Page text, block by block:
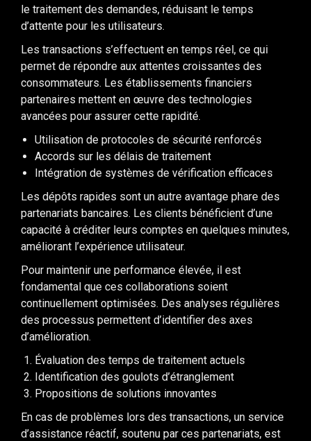
le traitement des demandes, réduisant le temps
d’attente pour les utilisateurs.
Les transactions s’effectuent en temps réel, ce qui
permet de répondre aux attentes croissantes des
consommateurs. Les établissements financiers
partenaires mettent en œuvre des technologies
avancées pour assurer cette rapidité.
Utilisation de protocoles de sécurité renforcés
Accords sur les délais de traitement
Intégration de systèmes de vérification efficaces
Les dépôts rapides sont un autre avantage phare des
partenariats bancaires. Les clients bénéficient d’une
capacité à créditer leurs comptes en quelques minutes,
améliorant l’expérience utilisateur.
Pour maintenir une performance élevée, il est
fondamental que ces collaborations soient
continuellement optimisées. Des analyses régulières
des processus permettent d’identifier des axes
d’amélioration.
Évaluation des temps de traitement actuels
Identification des goulots d’étranglement
Propositions de solutions innovantes
En cas de problèmes lors des transactions, un service
d’assistance réactif, soutenu par ces partenariats, est